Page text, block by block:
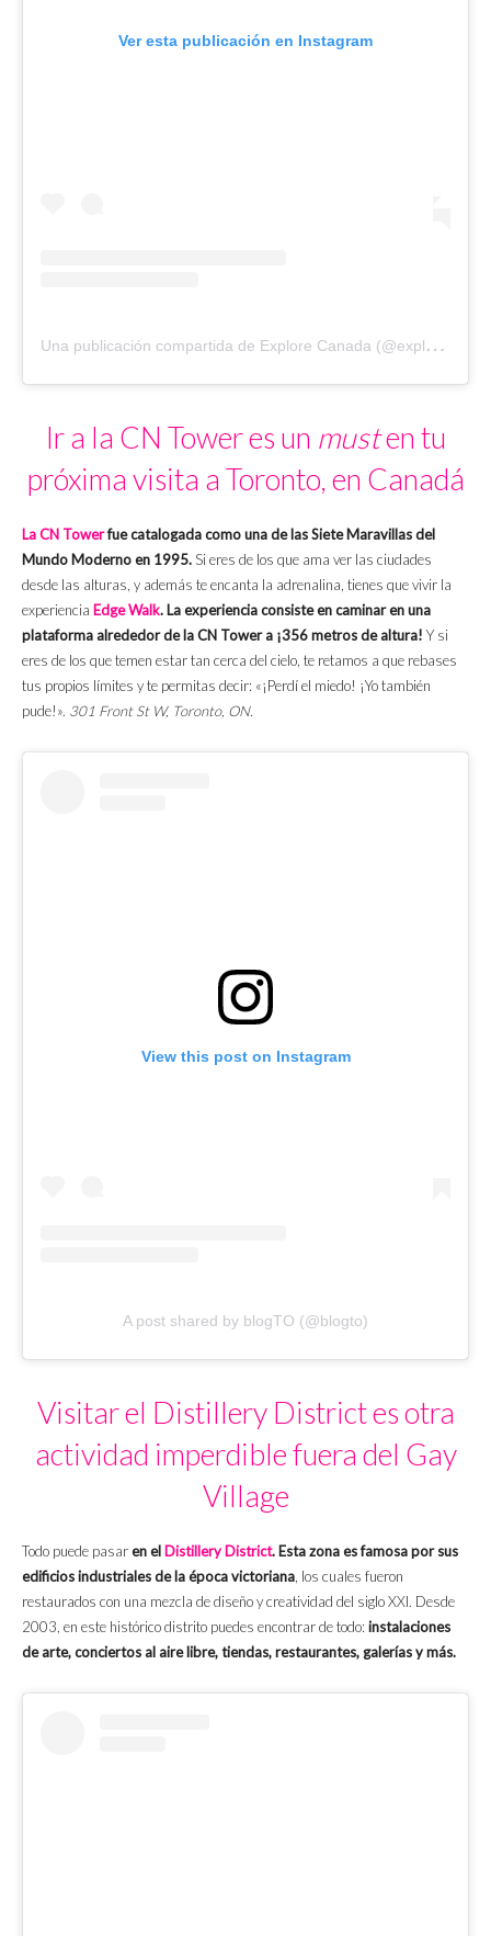
Ver esta publicación en Instagram
U
na publicación compartida de Explore Canada (@explorecanada)
Ir a la CN Tower es un musten tu
próxima visita a Toronto, en Canadá
La CN Towerfue catalogada como una de las Siete Maravillas del
Mundo Moderno en 1995. Si eres de los que ama ver las ciudades
desde las alturas, y además te encanta la adrenalina, tienes que vivir la
experiencia Edge Walk. La experiencia consiste en caminar en una
plataforma alrededor de la CN Tower a ¡356 metros de altura! Y si
eres de los que temen estar tan cerca del cielo, te retamos a que rebases
tus propios límites y te permitas decir: «¡Perdí el miedo! ¡Yo también
pude!». 301 Front St W, Toronto, ON.
View this post on Instagram
A post shared by blogTO (@blogto)
Visitar el Distillery District es otra
actividad imperdible fuera del Gay
Village
Todo puede pasaren el Distillery District. Esta zona es famosa por sus
edificios industriales de la época victoriana , los cuales fueron
restaurados con una mezcla de diseño y creatividad del siglo XXI. Desde
2003, en este histórico distrito puedes encontrar de todo: instalaciones
de arte, conciertos al aire libre, tiendas, restaurantes, galerías y más.